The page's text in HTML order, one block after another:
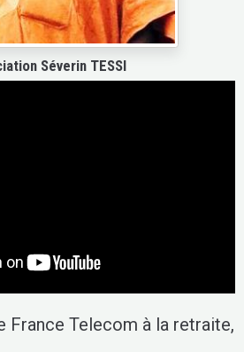
Séverin TESSI
France Telecom à la retraite,